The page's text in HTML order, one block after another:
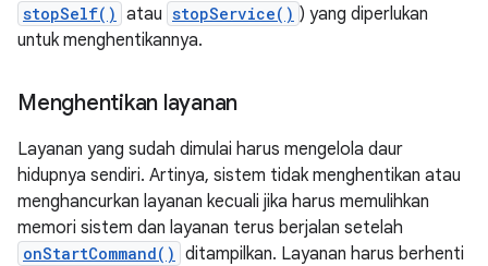
stopSelf() atau stopService() ) yang diperlukan
untuk menghentikannya.
Menghentikan layanan
Layanan yang sudah dimulai harus mengelola daur
hidupnya sendiri. Artinya, sistem tidak menghentikan atau
menghancurkan layanan kecuali jika harus memulihkan
memori sistem dan layanan terus berjalan setelah
onStartCommand() ditampilkan. Layanan harus berhenti